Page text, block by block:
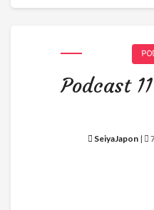
Podcast
SeiyaJapon |